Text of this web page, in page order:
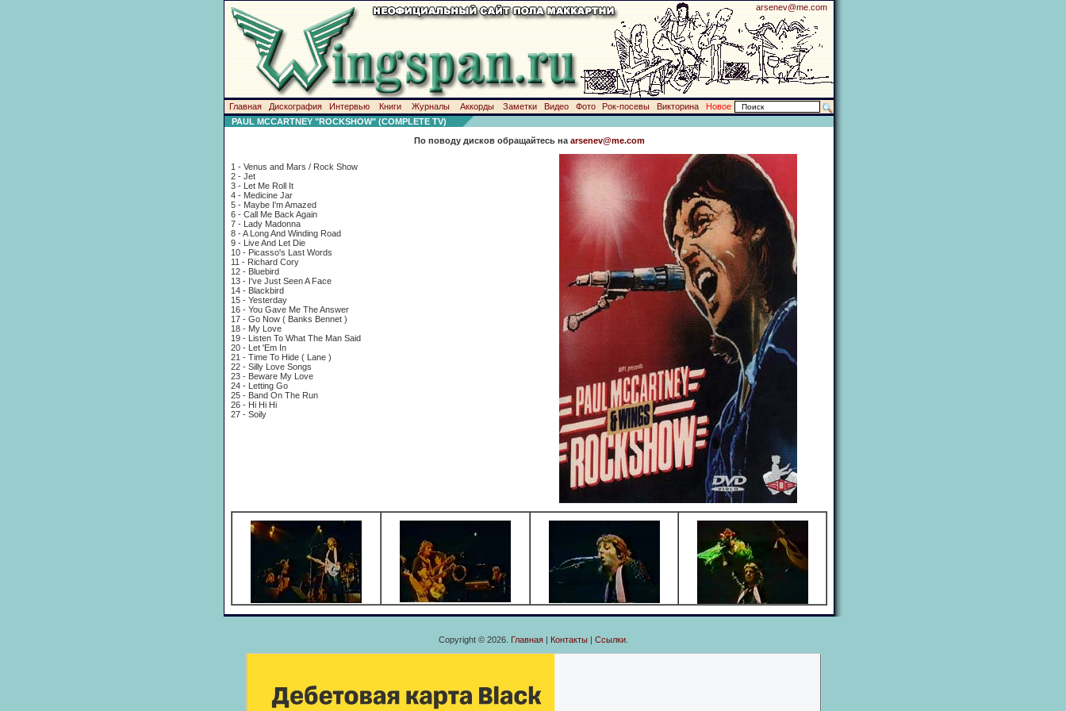
arsenev@me.com
Главная Дискография Интервью Книги Журналы Аккорды Заметки Видео Фото Рок-посевы Викторина
Новое
PAUL MCCARTNEY "ROCKSHOW" (COMPLETE TV)
По поводу дисков обращайтесь на arsenev@me.com
1 - Venus and Mars / Rock Show
2 - Jet
3 - Let Me Roll It
4 - Medicine Jar
5 - Maybe I'm Amazed
6 - Call Me Back Again
7 - Lady Madonna
8 - A Long And Winding Road
9 - Live And Let Die
10 - Picasso's Last Words
11 - Richard Cory
12 - Bluebird
13 - I've Just Seen A Face
14 - Blackbird
15 - Yesterday
16 - You Gave Me The Answer
17 - Go Now ( Banks Bennet )
18 - My Love
19 - Listen To What The Man Said
20 - Let 'Em In
21 - Time To Hide ( Lane )
22 - Silly Love Songs
23 - Beware My Love
24 - Letting Go
25 - Band On The Run
26 - Hi Hi Hi
27 - Soily
Copyright © 2026. Главная| Контакты| Ссылки.